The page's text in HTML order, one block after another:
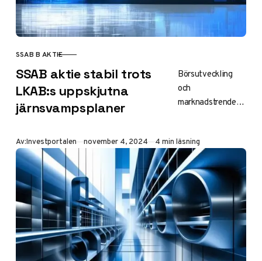
KATEGORI
SSAB B AKTIE
SSAB aktie stabil trots
LKAB:s uppskjutna
järnsvampsplaner
Börsutveckling
och
marknadstrender
en remarkabel
stabilitet trots de
senaste turerna
kring LKAB:s
uppskjutna
järnsvampsproduk
tion i…
Av:Investportalen Publicerad
november 4, 2024 4 min läsning